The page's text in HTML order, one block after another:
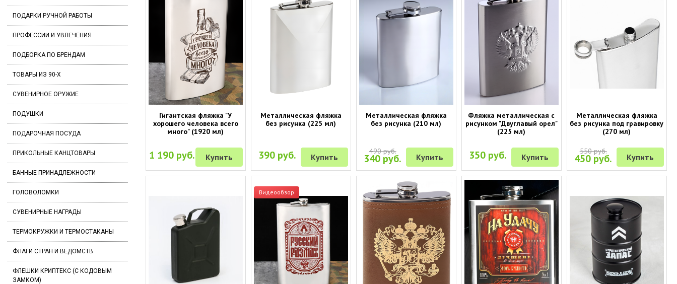
ПОДАРКИ РУЧНОЙ РАБОТЫ
ПРОФЕССИИ И УВЛЕЧЕНИЯ
ПОДБОРКА ПО БРЕНДАМ
ТОВАРЫ ИЗ 90-Х
СУВЕНИРНОЕ ОРУЖИЕ
ПОДУШКИ
ПОДАРОЧНАЯ ПОСУДА
ПРИКОЛЬНЫЕ КАНЦТОВАРЫ
БАННЫЕ ПРИНАДЛЕЖНОСТИ
ГОЛОВОЛОМКИ
СУВЕНИРНЫЕ НАГРАДЫ
ТЕРМОКРУЖКИ И ТЕРМОСТАКАНЫ
ФЛАГИ СТРАН И ВЕДОМСТВ
ФЛЕШКИ КРИПТЕКС (С КОДОВЫМ
ЗАМКОМ)
Гигантская фляжка "У
хорошего человека всего
много" (1920 мл)
1 190 руб. Купить
Металлическая фляжка
без рисунка (225 мл)
390 руб. Купить
Металлическая фляжка
без рисунка (210 мл)
490 руб.
340 руб. Купить
Фляжка металлическая с
рисунком "Двуглавый орел"
(225 мл)
350 руб. Купить
Металлическая фляжка
без рисунка под гравировку
(270 мл)
550 руб.
450 руб. Купить
Видеообзор